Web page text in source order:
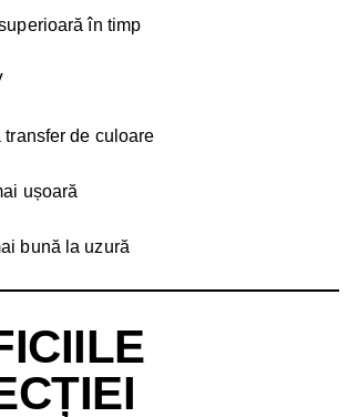
în timp
transfer de culoare
ușoară
bună la uzură